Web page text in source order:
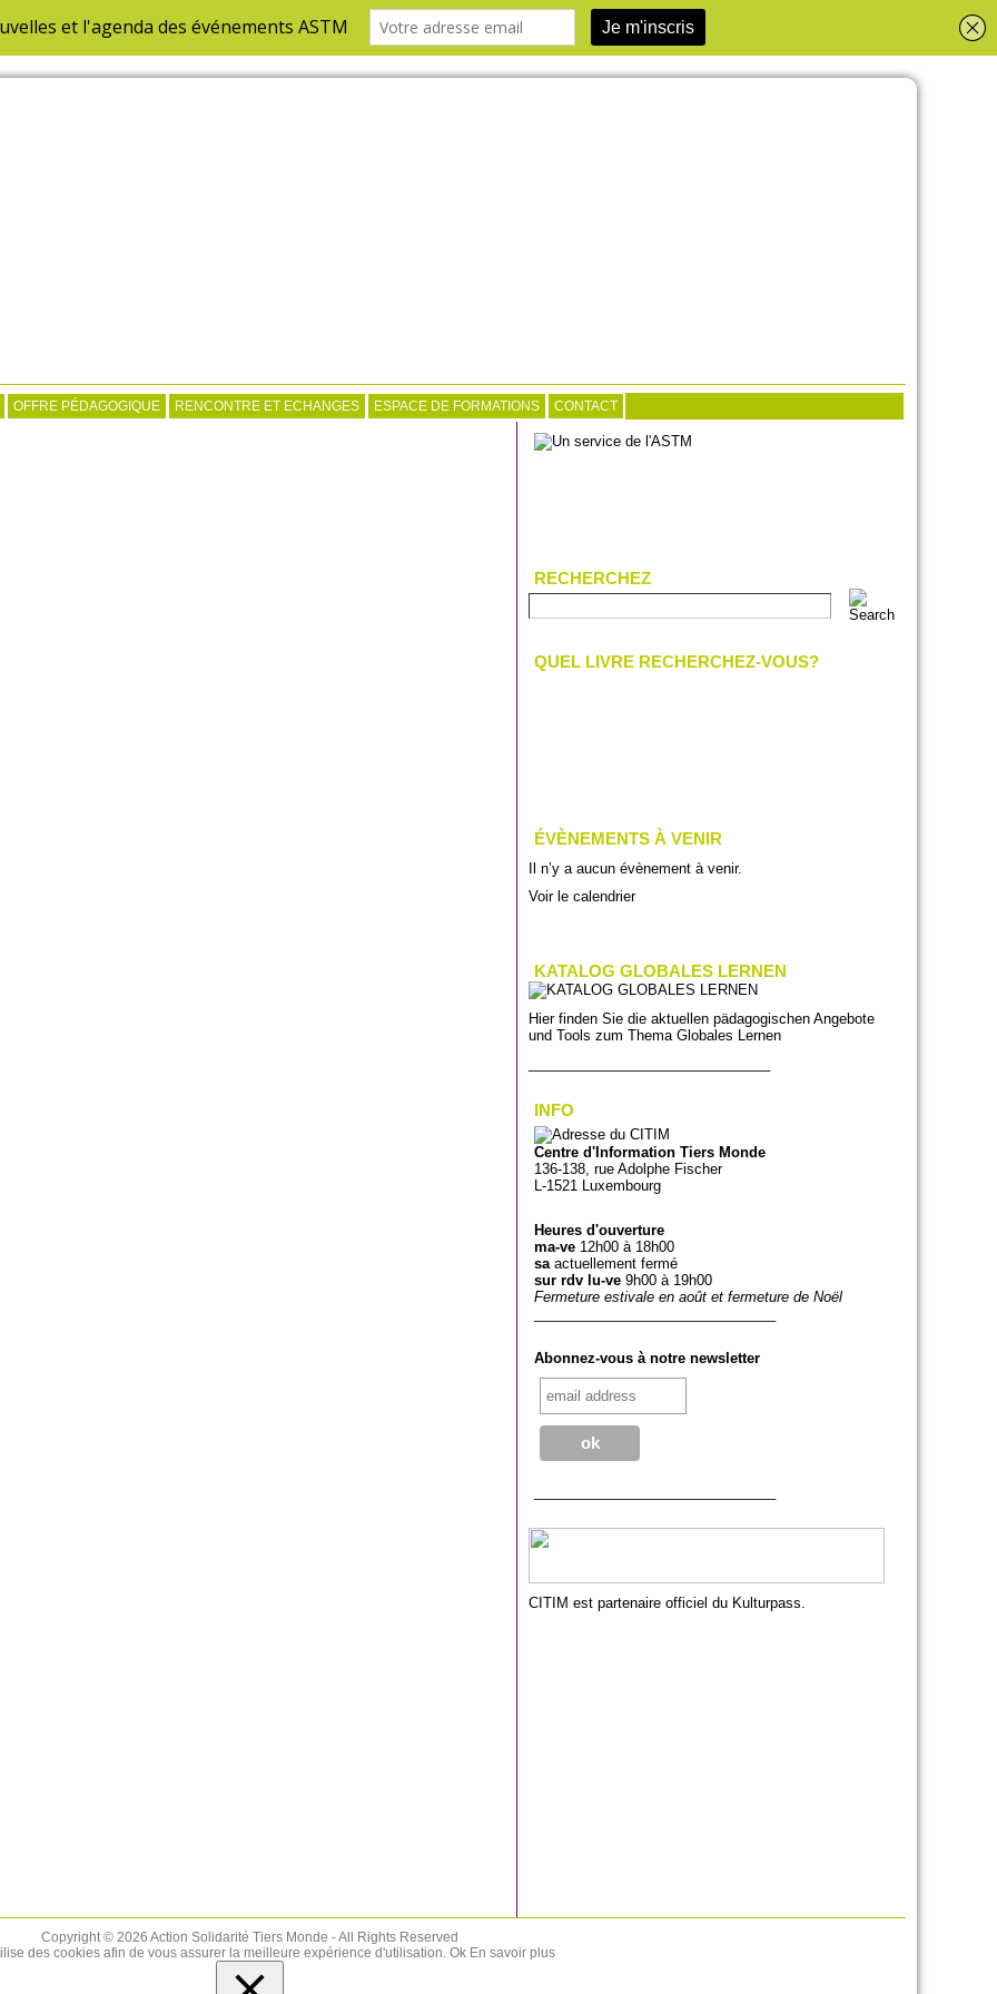
OFFRE PÉDAGOGIQUE RENCONTRE ET ECHANGES ESPACE DE FORMATIONS CONTACT
RECHERCHEZ
QUEL LIVRE RECHERCHEZ-VOUS?
ÉVÈNEMENTS À VENIR
Il n’y a aucun évènement à venir.
Voir le calendrier
KATALOG GLOBALES LERNEN
Hier finden Sie die aktuellen pädagogischen Angebote
und Tools zum Thema Globales Lernen
INFO
Centre d'Information Tiers Monde
136-138, rue Adolphe Fischer
L-1521 Luxembourg
Heures d'ouverture
ma-ve 12h00 à 18h00
saactuellement fermé
sur rdv lu-ve 9h00 à 19h00
Fermeture estivale en août et fermeture de Noël
Abonnez-vous à notre newsletter
CITIM est partenaire officiel du Kulturpass.
Copyright © 2026 Action Solidarité Tiers Monde - All Rights Reserved
des cookies afin de vous assurer la meilleure expérience d'utilisation. Ok En savoir plus